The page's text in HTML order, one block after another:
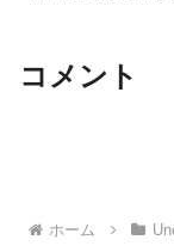
コメント
ホーム